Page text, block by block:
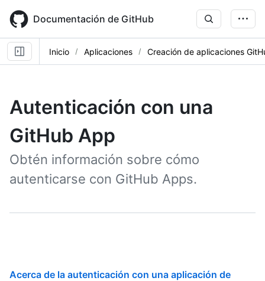
main
content
Documentación de GitHub
Inicio Aplicaciones Creación de aplicaciones
Autenticación con una
GitHub App
Obtén información sobre cómo
autenticarse con GitHub Apps.
Acerca de la autenticación con una aplicación de